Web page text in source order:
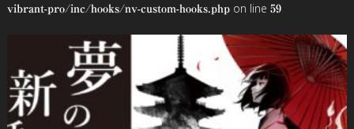
ー
ョ
ン
vibrant-pro/inc/hooks/nv-custom-hooks.phpon line 59